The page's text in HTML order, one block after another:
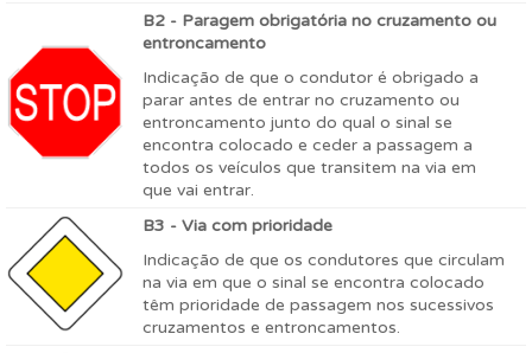
B2 - Paragem obrigatória no cruzamento ou
entroncamento
Indicação de que o condutor é obrigado a
parar antes de entrar no cruzamento ou
entroncamento junto do qual o sinal se
encontra colocado e ceder a passagem a
todos os veículos que transitem na via em
que vai entrar.
B3 - Via com prioridade
Indicação de que os condutores que circulam
na via em que o sinal se encontra colocado
têm prioridade de passagem nos sucessivos
cruzamentos e entroncamentos.